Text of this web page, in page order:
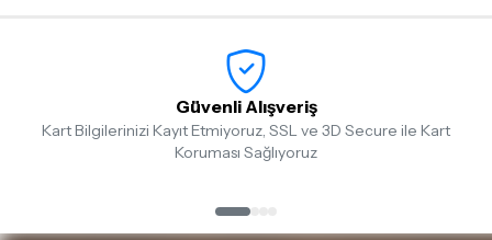
Güvenli Alışveriş
Kart Bilgilerinizi Kayıt Etmiyoruz, SSL ve 3D Secure ile Kart
Koruması Sağlıyoruz